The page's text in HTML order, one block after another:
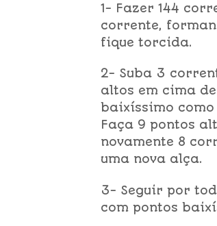
1- Fazer 144
corrente,
fique torcida.
2- Suba 3
altos em cima
baixíssimo
Faça 9 pontos
novamente 8
uma nova alça.
3- Seguir por
com pontos